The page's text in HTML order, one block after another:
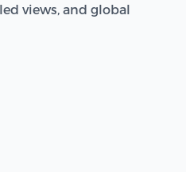
views, and global